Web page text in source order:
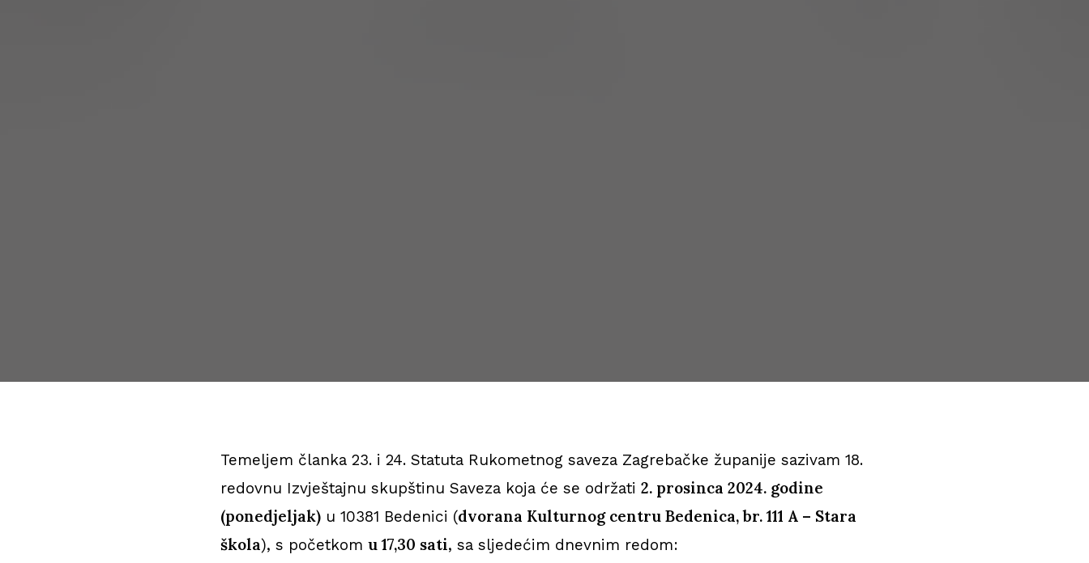
Temeljem članka 23. i 24. Statuta Rukometnog saveza Zagrebačke županije sazivam 18.
redovnu Izvještajnu skupštinu Saveza koja će se održati 2. prosinca 2024. godine
(ponedjeljak) u 10381 Bedenici (dvorana Kulturnog centru Bedenica, br. 111 A – Stara
škola), s početkom u 17,30 sati, sa sljedećim dnevnim redom: